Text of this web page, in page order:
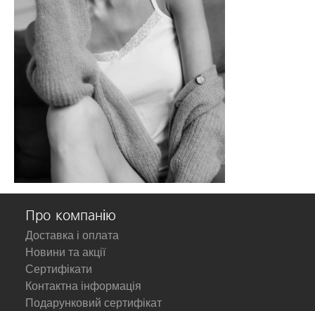
Про компанію
Доставка і оплата
Новини та акції
Сертифікати
Контактна інформація
Подарунковий сертифікат